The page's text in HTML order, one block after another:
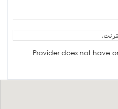
Provider does not have